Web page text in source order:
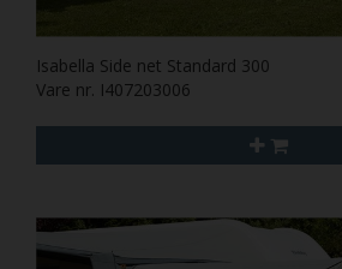
Isabella Side net Standard 300
Vare nr. I407203006